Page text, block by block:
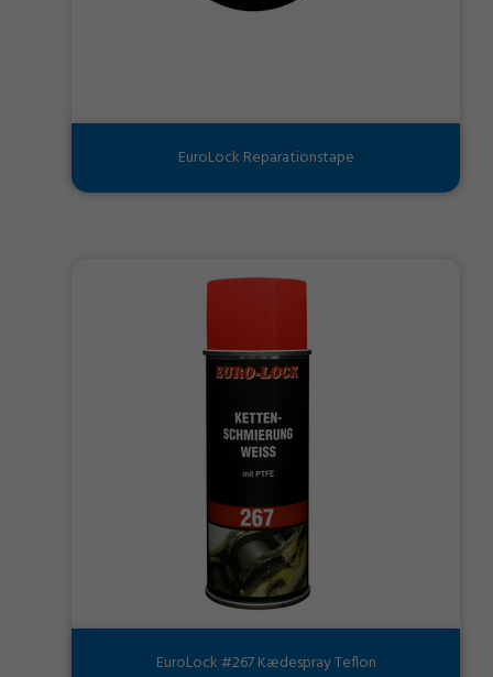
EuroLock Reparationstape
EuroLock #267 Kædespray Teflon